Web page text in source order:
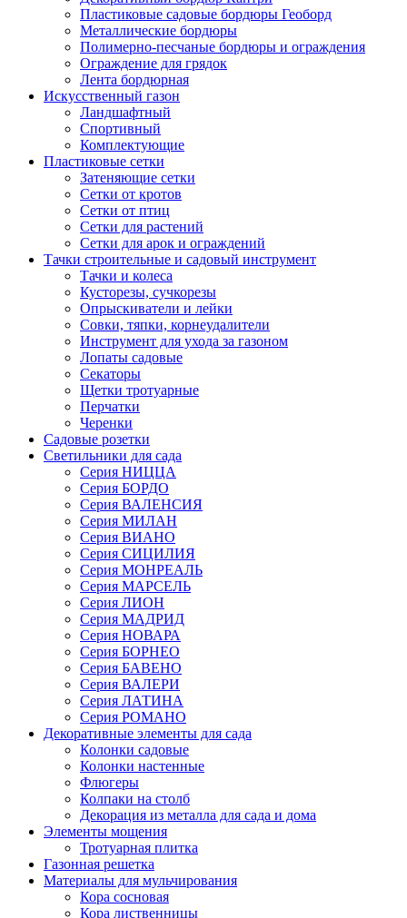
Пластиковые садовые бордюры Геоборд
Металлические бордюры
Полимерно-песчаные бордюры и ограждения
Ограждение для грядок
Лента бордюрная
Искусственный газон
Ландшафтный
Спортивный
Комплектующие
Пластиковые сетки
Затеняющие сетки
Сетки от кротов
Сетки от птиц
Сетки для растений
Сетки для арок и ограждений
Тачки строительные и садовый инструмент
Тачки и колеса
Кусторезы, сучкорезы
Опрыскиватели и лейки
Совки, тяпки, корнеудалители
Инструмент для ухода за газоном
Лопаты садовые
Секаторы
Щетки тротуарные
Перчатки
Черенки
Садовые розетки
Светильники для сада
Серия НИЦЦА
Серия БОРДО
Серия ВАЛЕНСИЯ
Серия МИЛАН
Серия ВИАНО
Серия СИЦИЛИЯ
Серия МОНРЕАЛЬ
Серия МАРСЕЛЬ
Серия ЛИОН
Серия МАДРИД
Серия НОВАРА
Серия БОРНЕО
Серия БАВЕНО
Серия ВАЛЕРИ
Серия ЛАТИНА
Серия РОМАНО
Декоративные элементы для сада
Колонки садовые
Колонки настенные
Флюгеры
Колпаки на столб
Декорация из металла для сада и дома
Элементы мощения
Тротуарная плитка
Газонная решетка
Материалы для мульчирования
Кора сосновая
Кора лиственницы